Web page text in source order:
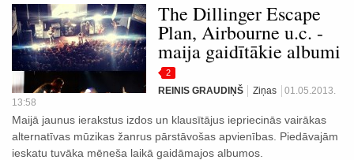
The Dillinger Escape
Plan, Airbourne u.c. -
maija gaidītākie albumi
2
REINIS GRAUDIŅŠ Ziņas
01.05.2013.
13:58
Maijā jaunus ierakstus izdos un klausītājus iepriecinās vairākas
alternatīvas mūzikas žanrus pārstāvošas apvienības. Piedāvajām
ieskatu tuvāka mēneša laikā gaidāmajos albumos.